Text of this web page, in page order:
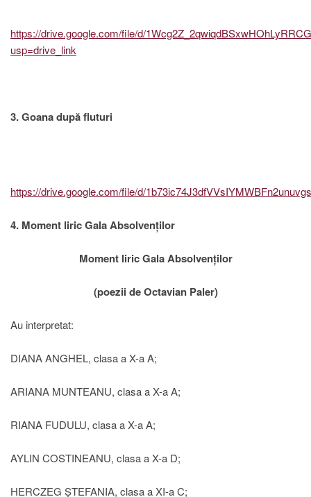
https://drive.google.com/file/d/
usp=drive_link
3. Goana după fluturi
https://drive.google.com/file/d/
4. Moment liric Gala Absolvenților
Moment liric Gala Absolvenților
(poezii de Octavian Paler)
Au interpretat:
DIANA ANGHEL, clasa a X-a A;
ARIANA MUNTEANU, clasa a X-a A;
RIANA FUDULU, clasa a X-a A;
AYLIN COSTINEANU, clasa a X-a D;
HERCZEG ȘTEFANIA, clasa a XI-a C;